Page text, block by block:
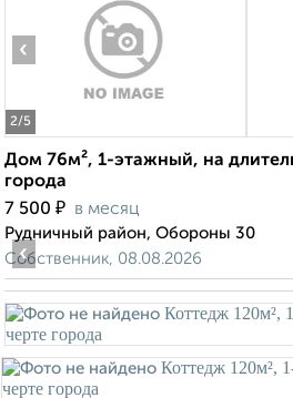
2/5
‹
Дом 76м², 1-этажный, на
города
7 500 ₽ в месяц
Рудничный район, Обороны 30
Собственник, 08.08.2026
‹